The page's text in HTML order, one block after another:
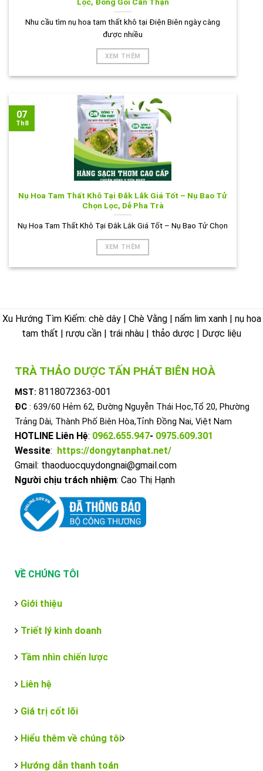
Nhu cầu tìm nụ hoa tam thất khô tại Điện Biên ngày càng
được nhiều
XEM THÊM
Nụ Hoa Tam Thất Khô Tại Đắk Lắk Giá Tốt – Nụ Bao Tử
Chọn Lọc, Dễ Pha Trà
Nụ Hoa Tam Thất Khô Tại Đắk Lắk Giá Tốt – Nụ Bao Tử Chọn
XEM THÊM
07
Th8
Xu Hướng Tìm Kiếm: chè dây | Chè Vằng | nấm lim xanh | nụ hoa
tam thất | rượu cần | trái nhàu | thảo dược | Dược liệu
TRÀ THẢO DƯỢC TẤN PHÁT BIÊN HOÀ
MST: 8118072363-001
ĐC : 639/60 Hẻm 62, Đường Nguyễn Thái Học,Tổ 20, Phường
Trảng Dài, Thành Phố Biên Hòa,Tỉnh Đồng Nai, Việt Nam
HOTLINE Liên Hệ: 0962.655.947- 0975.609.301
Wessite: https://dongytanphat.net/
Gmail: thaoduocquydongnai@gmail.com
Người chịu trách nhiệm: Cao Thị Hạnh
VỀ CHÚNG TÔI
Giới thiệu
Triết lý kinh doanh
Tầm nhìn chiến lược
Liên hệ
Giá trị cốt lõi
Hiểu thêm về chúng tôi
Hướng dẫn thanh toán